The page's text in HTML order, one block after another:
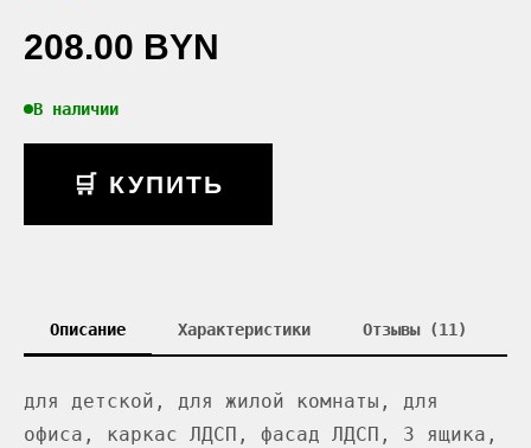
208.00 BYN
В наличии
🛒 КУПИТЬ
Описание Характеристики Отзывы (11)
для детской, для жилой комнаты, для
офиса, каркас ЛДСП, фасад ЛДСП, 3 ящика,